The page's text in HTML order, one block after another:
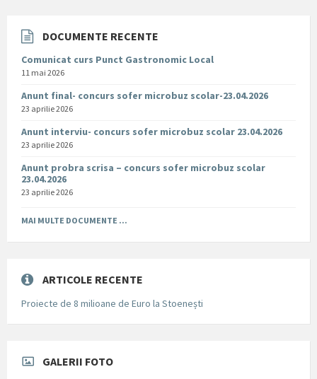
DOCUMENTE RECENTE
Comunicat curs Punct Gastronomic Local
11 mai 2026
Anunt final- concurs sofer microbuz scolar-23.04.2026
23 aprilie 2026
Anunt interviu- concurs sofer microbuz scolar 23.04.2026
23 aprilie 2026
Anunt probra scrisa – concurs sofer microbuz scolar
23.04.2026
23 aprilie 2026
MAI MULTE DOCUMENTE ...
ARTICOLE RECENTE
Proiecte de 8 milioane de Euro la Stoenești
GALERII FOTO